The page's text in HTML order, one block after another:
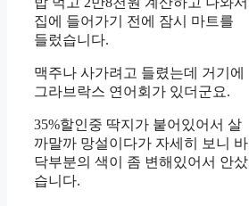
집에 들어가기 전에 잠시 마트를
들렀습니다.
맥주나 사가려고 들렸는데 거기에
그라브락스 연어회가 있더군요.
35%할인중 딱지가 붙어있어서 살
까말까 망설이다가 자세히 보니 바
닥부분의 색이 좀 변해있어서 안샀
습니다.